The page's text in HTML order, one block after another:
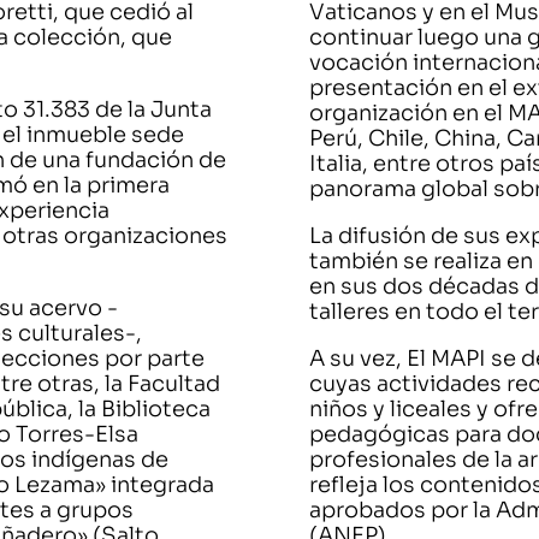
que cedió al
colección, que
31.383 de la Junta
inmueble sede
una fundación de
en la primera
organizaciones
acervo -
culturales-,
por parte
otras, la Facultad
la Biblioteca
Torres-Elsa
indígenas de
Lezama» integrada
a grupos
Vaticanos y en el
continuar luego una
vocación
presentación en el
organización en el
Perú, Chile, China,
Italia, entre otros
panorama global
La difusión de sus
también se realiza
en sus dos décadas
talleres en todo el
A su vez, El MAPI se
cuyas actividades
niños y liceales y
pedagógicas para
profesionales de la
refleja los
aprobados por la